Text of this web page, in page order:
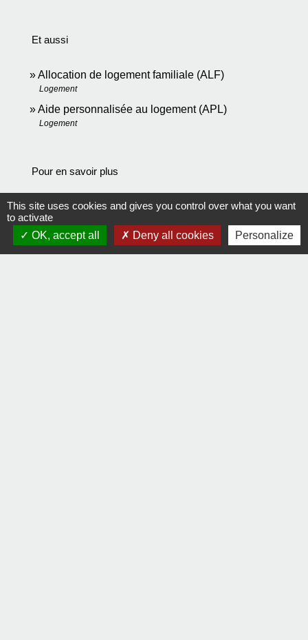
Et aussi
Allocation de logement familiale (ALF)
Logement
Aide personnalisée au logement (APL)
Logement
Pour en savoir plus
Éléments de calcul des aides personnelles au
logementopen_in_new
Ministère chargé du logement
Plafonds de ressources et règles de calcul des
This site uses cookies and gives you control over what you want
to activate
OK, accept all
Deny all cookies Personalize